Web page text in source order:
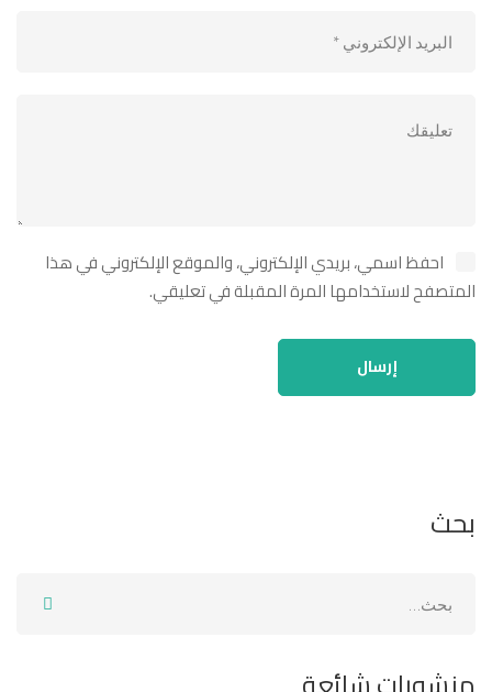
احفظ اسمي، بريدي الإلكتروني، والموقع الإلكتروني في هذا
المتصفح لاستخدامها المرة المقبلة في تعليقي.
بحث